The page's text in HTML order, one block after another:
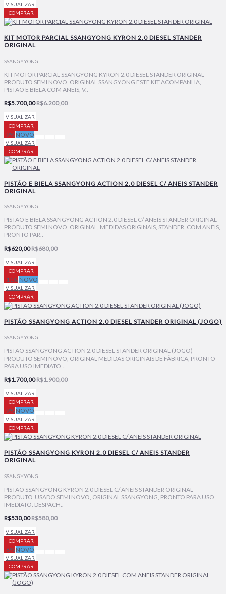
VISUALIZAR
COMPRAR
KIT MOTOR PARCIAL SSANGYONG KYRON 2.0 DIESEL STANDER
ORIGINAL
SSANGYYONG
KIT MOTOR PARCIAL SSANGYONG KYRON 2.0 DIESEL STANDER ORIGINAL
PRODUTO SEMI NOVO, ORIGINAL SSANGYONG ESTE KIT ACOMPANHA,
PISTÃO E BIELA COM ANEIS, V..
R$5.700,00 R$6.200,00
VISUALIZAR
COMPRAR
-9% NOVO
VISUALIZAR
COMPRAR
PISTÃO E BIELA SSANGYONG ACTION 2.0 DIESEL C/ ANEIS STANDER
ORIGINAL
SSANGYYONG
PISTÃO E BIELA SSANGYONG ACTION 2.0 DIESEL C/ ANEIS STANDER ORIGINAL
PRODUTO SEMI NOVO, ORIGINAL, MEDIDAS ORIGINAIS, STANDER, COM ANEIS,
PRONTO PAR..
R$620,00 R$680,00
VISUALIZAR
COMPRAR
-11% NOVO
VISUALIZAR
COMPRAR
PISTÃO SSANGYONG ACTION 2.0 DIESEL STANDER ORIGINAL (JOGO)
SSANGYYONG
PISTÃO SSANGYONG ACTION 2.0 DIESEL STANDER ORIGINAL (JOGO)
PRODUTO SEMI NOVO, ORIGINAL MEDIDAS ORIGINAIS DE FÁBRICA, PRONTO
PARA USO IMEDIATO,..
R$1.700,00 R$1.900,00
VISUALIZAR
COMPRAR
-9% NOVO
VISUALIZAR
COMPRAR
PISTÃO SSANGYONG KYRON 2.0 DIESEL C/ ANEIS STANDER
ORIGINAL
SSANGYYONG
PISTÃO SSANGYONG KYRON 2.0 DIESEL C/ ANEIS STANDER ORIGINAL
PRODUTO USADO SEMI NOVO, ORIGINAL SSANGYONG, PRONTO PARA USO
IMEDIATO. DESPACH..
R$530,00 R$580,00
VISUALIZAR
COMPRAR
-8% NOVO
VISUALIZAR
COMPRAR